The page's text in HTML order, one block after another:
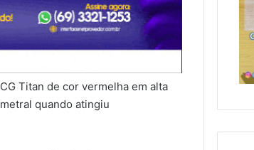
Titan de cor vermelha em alta
quando atingiu